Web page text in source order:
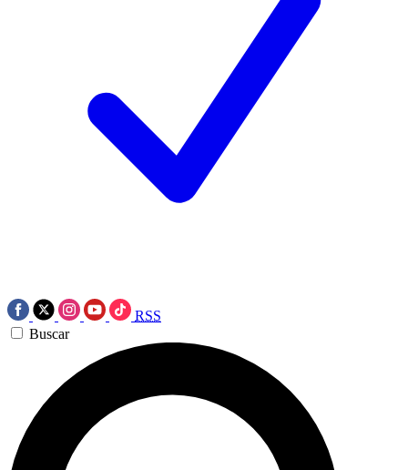
RSS
Buscar